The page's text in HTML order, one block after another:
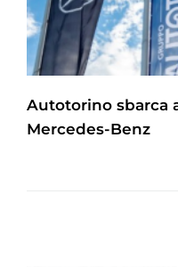
Autotorino sbarca
Mercedes-Benz